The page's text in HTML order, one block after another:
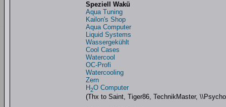
Speziell Wakü
Aqua Tuning
Kailon's Shop
Aqua Computer
Liquid Systems
Wassergekühlt
Cool Cases
Watercool
OC-Profi
Watercooling
Zern
H2O Computer
(Thx to Saint, Tiger86, TechnikMaster,